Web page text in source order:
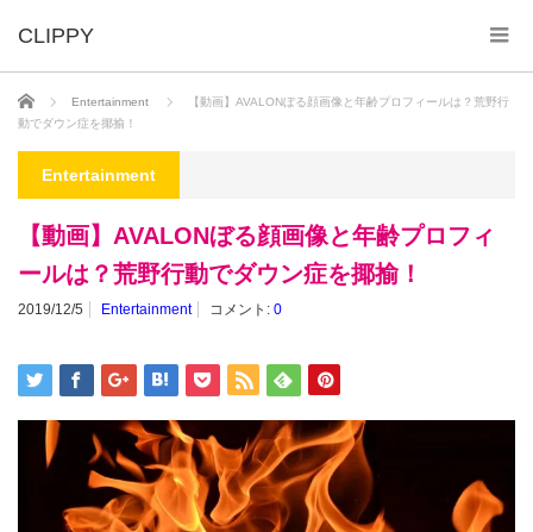
ホーム Entertainment
【動画】AVALONぼる顔画像と年齢プロフィールは？荒野行
動でダウン症を揶揄！
Entertainment
【動画】AVALONぼる顔画像と年齢プロフィ
ールは？荒野行動でダウン症を揶揄！
2019/12/5 Entertainment コメント: 0